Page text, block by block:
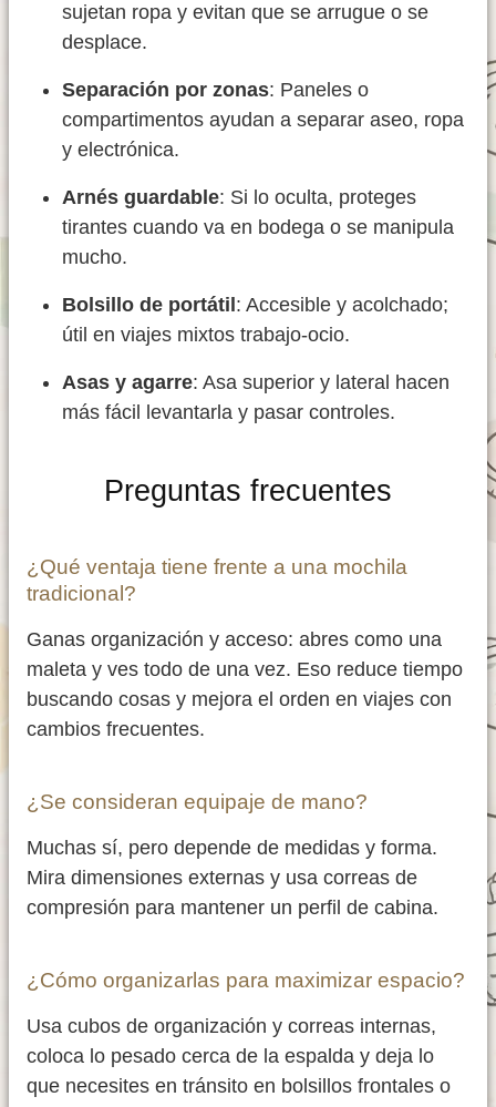
sujetan ropa y evitan que se arrugue o se
desplace.
Separación por zonas: Paneles o
compartimentos ayudan a separar aseo, ropa
y electrónica.
Arnés guardable: Si lo oculta, proteges
tirantes cuando va en bodega o se manipula
mucho.
Bolsillo de portátil: Accesible y acolchado;
útil en viajes mixtos trabajo-ocio.
Asas y agarre: Asa superior y lateral hacen
más fácil levantarla y pasar controles.
Preguntas frecuentes
¿Qué ventaja tiene frente a una mochila
tradicional?
Ganas organización y acceso: abres como una
maleta y ves todo de una vez. Eso reduce tiempo
buscando cosas y mejora el orden en viajes con
cambios frecuentes.
¿Se consideran equipaje de mano?
Muchas sí, pero depende de medidas y forma.
Mira dimensiones externas y usa correas de
compresión para mantener un perfil de cabina.
¿Cómo organizarlas para maximizar espacio?
Usa cubos de organización y correas internas,
coloca lo pesado cerca de la espalda y deja lo
que necesites en tránsito en bolsillos frontales o